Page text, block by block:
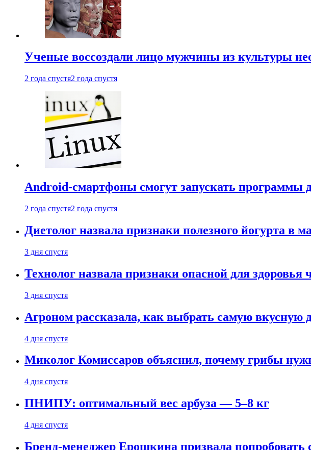
Ученые воссоздали лицо мужчины из культуры
2 года спустя2 года спустя
Android-смартфоны смогут запускать программы
2 года спустя2 года спустя
Диетолог назвала признаки полезного йогурта в
3 дня спустя
Технолог назвала признаки опасной для здоровья
3 дня спустя
Агроном рассказала, как выбрать самую вкусную
4 дня спустя
Миколог Комиссаров объяснил, почему грибы
4 дня спустя
ПНИПУ: оптимальный вес арбуза — 5–8 кг
4 дня спустя
Бренд-менеджер Ерошкина призвала